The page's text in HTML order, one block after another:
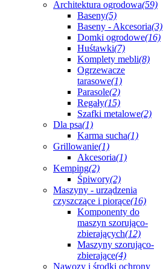
Architektura ogrodowa(59)
Baseny(5)
Baseny - Akcesoria(3)
Domki ogrodowe(16)
Huśtawki(7)
Komplety mebli(8)
Ogrzewacze
tarasowe(1)
Parasole(2)
Regały(15)
Szafki metalowe(2)
Dla psa(1)
Karma sucha(1)
Grillowanie(1)
Akcesoria(1)
Kemping(2)
Śpiwory(2)
Maszyny - urządzenia
czyszczące i piorące(16)
Komponenty do
maszyn szorująco-
zbierających(12)
Maszyny szorująco-
zbierające(4)
Nawozy i środki ochrony